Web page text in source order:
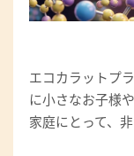
エコカラットプ
に小さなお子様
家庭にとって、